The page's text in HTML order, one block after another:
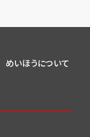
めいほうについて